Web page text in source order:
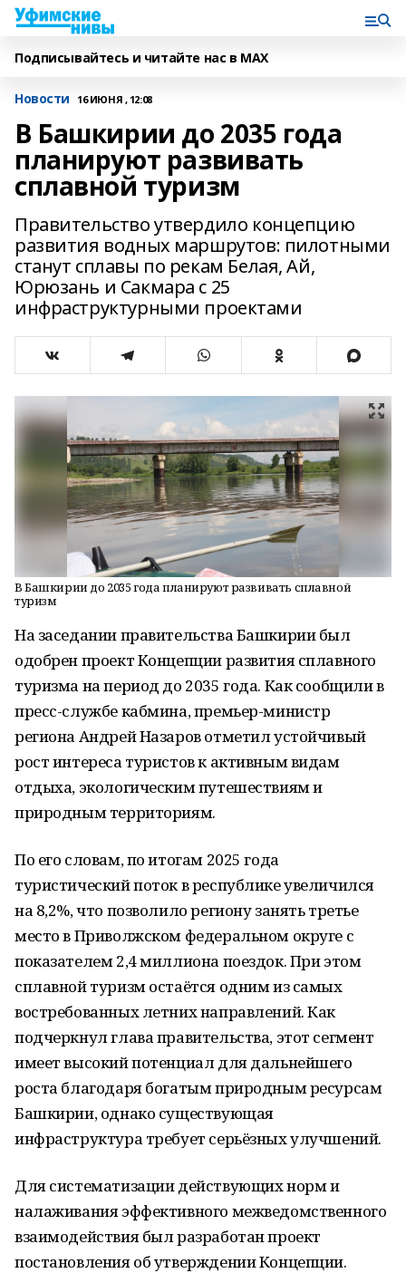
Подписывайтесь и читайте нас в MAX
Новости 16 ИЮНЯ , 12:08
В Башкирии до 2035 года
планируют развивать
сплавной туризм
Правительство утвердило концепцию
развития водных маршрутов: пилотными
станут сплавы по рекам Белая, Ай,
Юрюзань и Сакмара с 25
инфраструктурными проектами
В Башкирии до 2035 года планируют развивать сплавной
туризм
На заседании правительства Башкирии был
одобрен проект Концепции развития сплавного
туризма на период до 2035 года. Как сообщили в
пресс-службе кабмина, премьер-министр
региона Андрей Назаров отметил устойчивый
рост интереса туристов к активным видам
отдыха, экологическим путешествиям и
природным территориям.
По его словам, по итогам 2025 года
туристический поток в республике увеличился
на 8,2%, что позволило региону занять третье
место в Приволжском федеральном округе с
показателем 2,4 миллиона поездок. При этом
сплавной туризм остаётся одним из самых
востребованных летних направлений. Как
подчеркнул глава правительства, этот сегмент
имеет высокий потенциал для дальнейшего
роста благодаря богатым природным ресурсам
Башкирии, однако существующая
инфраструктура требует серьёзных улучшений.
Для систематизации действующих норм и
налаживания эффективного межведомственного
взаимодействия был разработан проект
постановления об утверждении Концепции.